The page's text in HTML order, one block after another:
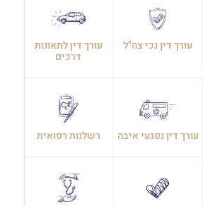
עורך דין נכי צה"ל עורך דין לתאונות
דרכים
עורך דין נפגעי איבה רשלנות רפואית